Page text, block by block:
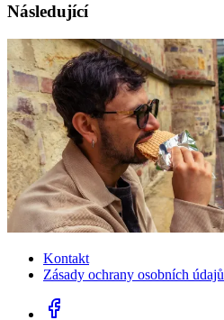
Následující
Kontakt
Zásady ochrany osobních údajů